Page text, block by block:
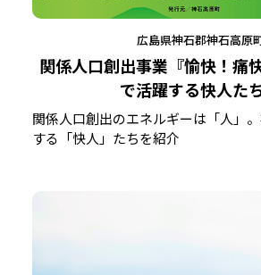
関係人口創出事業『愉快！痛
で活躍する快人たち
広島県神石郡神石高原
関係人口創出のエネルギーは「人」
する「快人」たちを紹介